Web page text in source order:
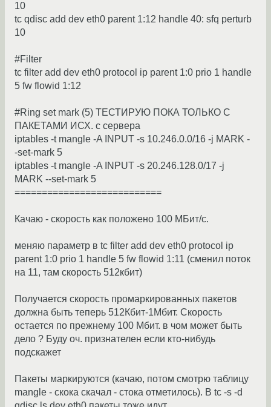
10
tc qdisc add dev eth0 parent 1:12 handle 40: sfq perturb
10
#Filter
tc filter add dev eth0 protocol ip parent 1:0 prio 1 handle
5 fw flowid 1:12
#Ring set mark (5) ТЕСТИРУЮ ПОКА ТОЛЬКО С
ПАКЕТАМИ ИСХ. с сервера
iptables -t mangle -A INPUT -s 10.246.0.0/16 -j MARK -
-set-mark 5
iptables -t mangle -A INPUT -s 20.246.128.0/17 -j
MARK --set-mark 5
===========================
Качаю - скорость как положено 100 МБит/с.
меняю параметр в tc filter add dev eth0 protocol ip
parent 1:0 prio 1 handle 5 fw flowid 1:11 (сменил поток
на 11, там скорость 512кбит)
Получается скорость промаркированных пакетов
должна быть теперь 512Кбит-1Мбит. Скорость
остается по прежнему 100 Мбит. в чом может быть
дело ? Буду оч. признателен если кто-нибудь
подскажет
Пакеты маркируются (качаю, потом смотрю таблицу
mangle - скока скачал - стока отметилось). В tc -s -d